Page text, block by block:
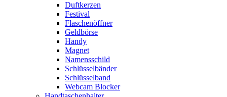
Duftkerzen
Festival
Flaschenöffner
Geldbörse
Handy
Magnet
Namensschild
Schlüsselbänder
Schlüsselband
Webcam Blocker